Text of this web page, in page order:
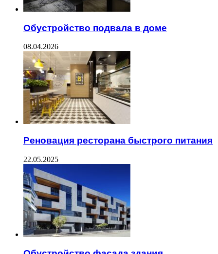
Обустройство подвала в доме
08.04.2026
Реновация ресторана быстрого питания
22.05.2025